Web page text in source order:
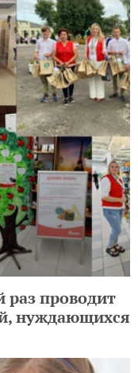
раз проводит
нуждающихся